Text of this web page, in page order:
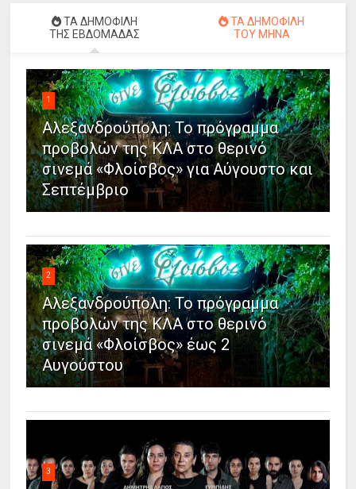
ΤΑ ΔΗΜΟΦΙΛΗ
ΤΗΣ ΕΒΔΟΜΑΔΑΣ
ΤΑ ΔΗΜΟΦΙΛΗ
ΤΟΥ ΜΗΝΑ
1
Αλεξανδρούπολη: Το πρόγραμμα
προβολών της ΚΛΑ στο θερινό
σινεμά «Φλοίσβος» για Αύγουστο και
Σεπτέμβριο
2
Αλεξανδρούπολη: Το πρόγραμμα
προβολών της ΚΛΑ στο θερινό
σινεμά «Φλοίσβος» έως 2
Αυγούστου
3